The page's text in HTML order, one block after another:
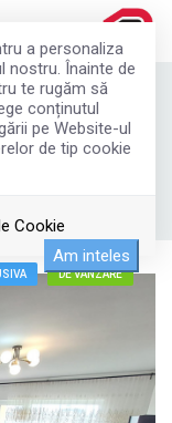
a personaliza
nostru. Înainte de
te rugăm să
conținutul
pe Website-ul
de tip cookie
Cookie
Am inteles
DE VANZARE